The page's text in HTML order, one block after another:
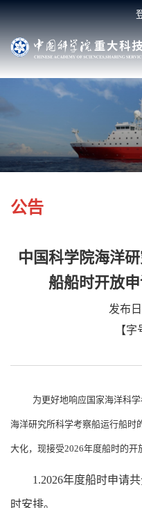
公告
中国科学院海洋
船船时开放申
发布
【字
为更好地响应国家海洋科
海洋研究所科学考察船运行船时
大化，现接受2026年度船时的开
1 .2026年度船时申请
时安排。